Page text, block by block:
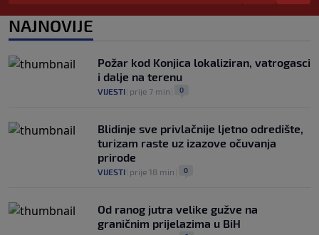
NOGOMET
NAJNOVIJE
Požar kod Konjica lokaliziran, vatrogasci
i dalje na terenu
VIJESTI prije 7 min 0
Blidinje sve privlačnije ljetno odredište,
turizam raste uz izazove očuvanja
prirode
VIJESTI prije 18 min 0
Od ranog jutra velike gužve na
graničnim prijelazima u BiH